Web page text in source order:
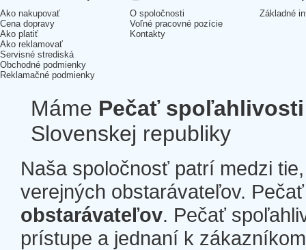
Ako nakupovať
Cena dopravy
Ako platiť
Ako reklamovať
Servisné strediská
Obchodné podmienky
Reklamačné podmienky
O spoločnosti
Voľné pracovné pozície
Kontakty
Základné
Máme Pečať spoľahlivosti
Slovenskej republiky
Naša spoločnosť patrí medzi
verejných obstarávateľov.
obstarávateľov. Pečať
prístupe a jednaní k